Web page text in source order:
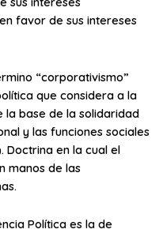
favor de sus intereses
“corporativismo”
que considera a la
la base de la solidaridad
y las funciones sociales
Doctrina en la cual el
manos de las
Política es la de